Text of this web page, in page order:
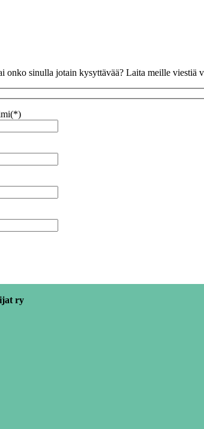
onko sinulla jotain kysyttävää? Laita meille viestiä
ry